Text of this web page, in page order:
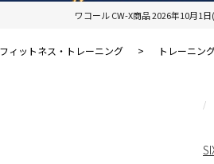
ワコール CW-X商品 2026年10月1
フィットネス・トレーニング > トレーニン